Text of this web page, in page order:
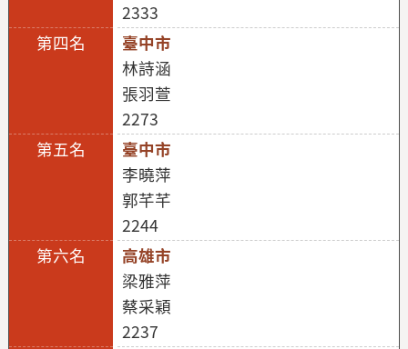
2333
臺中市
林詩涵
張羽萱
2273
臺中市
李曉萍
郭芊芊
2244
高雄市
梁雅萍
蔡采穎
2237